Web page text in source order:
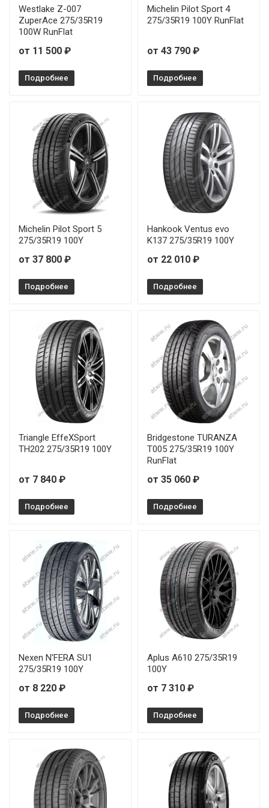
Westlake Z-007
ZuperAce 275/35R19
100W RunFlat
от 11 500 ₽
Подробнее
Michelin Pilot Sport 4
275/35R19 100Y RunFlat
от 43 790 ₽
Подробнее
Michelin Pilot Sport 5
275/35R19 100Y
от 37 800 ₽
Подробнее
Hankook Ventus evo
K137 275/35R19 100Y
от 22 010 ₽
Подробнее
Triangle EffeXSport
TH202 275/35R19 100Y
от 7 840 ₽
Подробнее
Bridgestone TURANZA
T005 275/35R19 100Y
RunFlat
от 35 060 ₽
Подробнее
Nexen N'FERA SU1
275/35R19 100Y
от 8 220 ₽
Подробнее
Aplus A610 275/35R19
100Y
от 7 310 ₽
Подробнее